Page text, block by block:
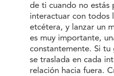
de ti cuando no estás
interactuar con todos
etcétera, y lanzar un
es muy importante,
constantemente. Si tu
se traslada en cada
relación hacia fuera.